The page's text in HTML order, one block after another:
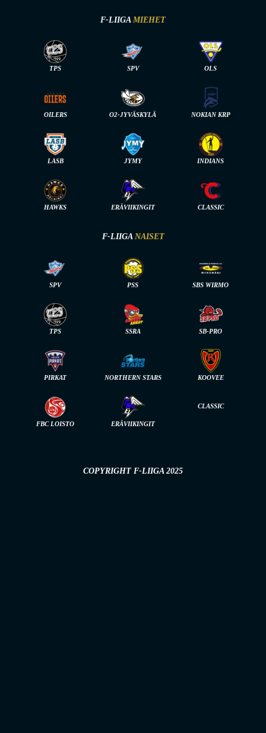
F-LIIGA MIEHET
TPS SPV OLS
OILERS O2-JYVÄSKYLÄ NOKIAN KRP
LASB JYMY INDIANS
HAWKS ERÄVIIKINGIT CLASSIC
F-LIIGA NAISET
SPV PSS SBS WIRMO
TPS SSRA SB-PRO
PIRKAT NORTHERN STARS KOOVEE
FBC LOISTO ERÄVIIKINGIT
CLASSIC
COPYRIGHT F-LIIGA 2025